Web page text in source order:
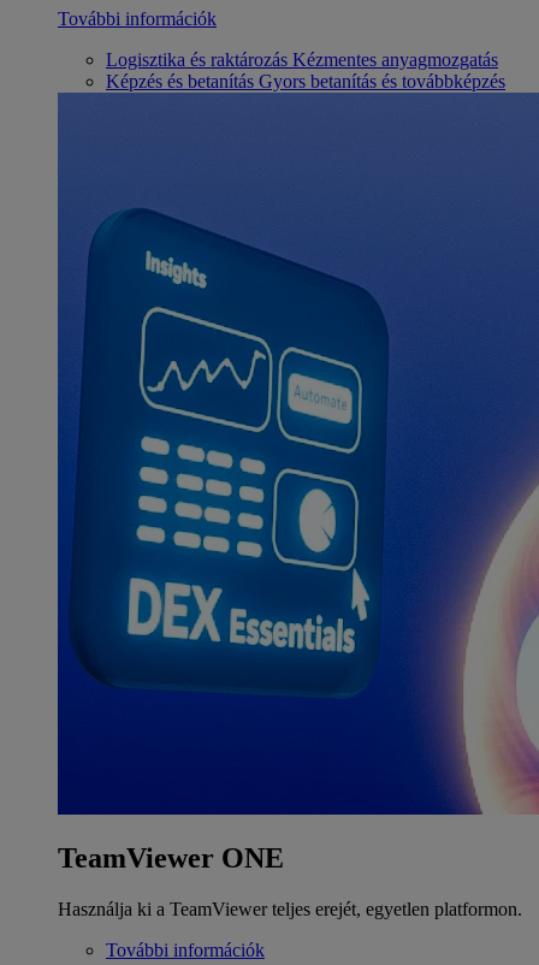
További információk
Logisztika és raktározás Kézmentes anyagmozgatás
Képzés és betanítás Gyors betanítás és továbbképzés
TeamViewer ONE
Használja ki a TeamViewer teljes erejét, egyetlen platformon.
További információk